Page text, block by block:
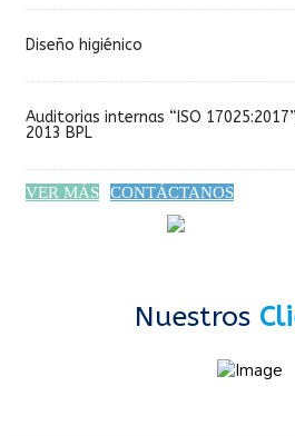
Diseño higiénico
Auditorias internas “ISO
2013 BPL
VER MÁS CONTÁCTANOS
Nuestros